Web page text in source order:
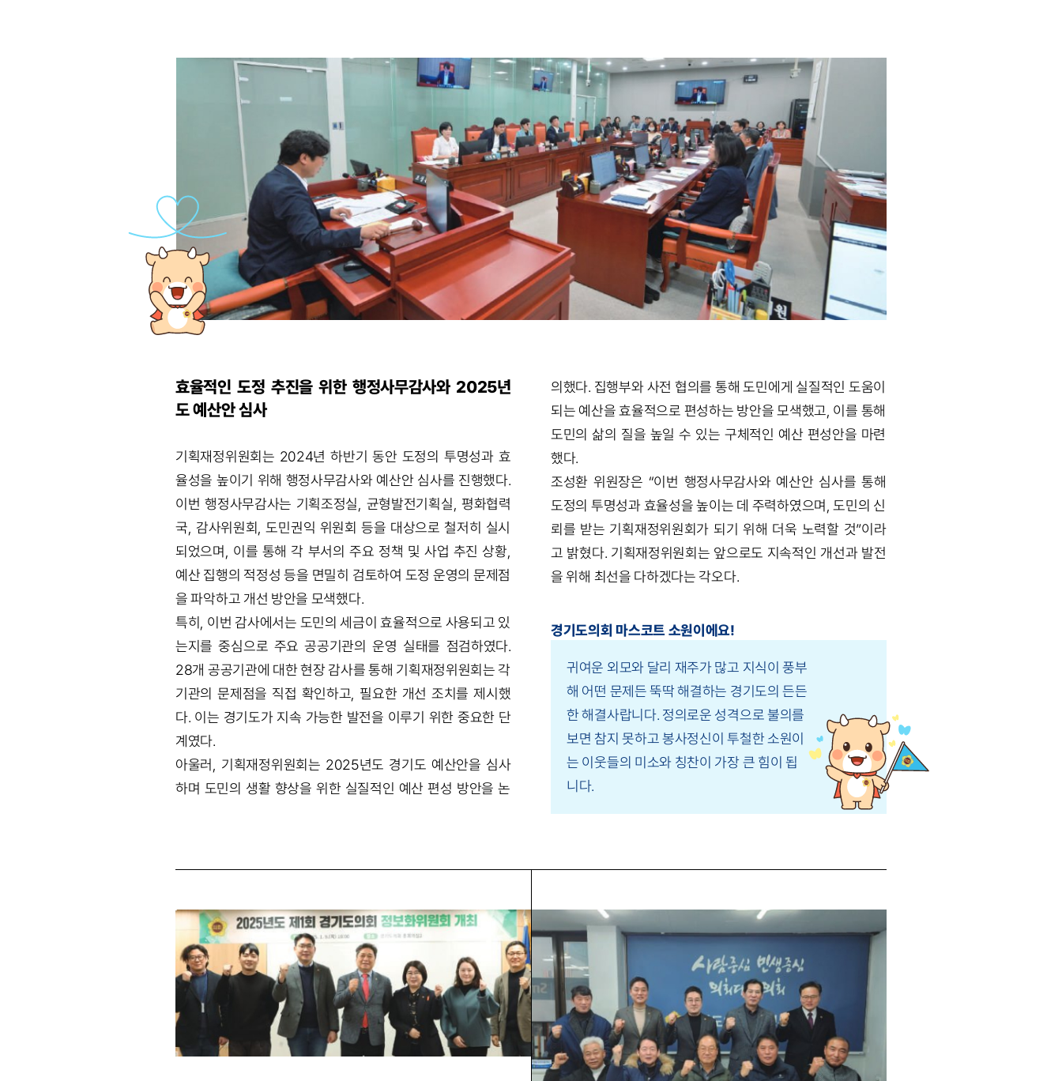
효율적인 도정 추진을 위한 행정사무감사와 2025년
도 예산안 심사
기획재정위원회는 2024년 하반기 동안 도정의 투명성과 효
율성을 높이기 위해 행정사무감사와 예산안 심사를 진행했다.
이번 행정사무감사는 기획조정실, 균형발전기획실, 평화협력
국, 감사위원회, 도민권익 위원회 등을 대상으로 철저히 실시
되었으며, 이를 통해 각 부서의 주요 정책 및 사업 추진 상황,
예산 집행의 적정성 등을 면밀히 검토하여 도정 운영의 문제점
을 파악하고 개선 방안을 모색했다.
특히, 이번 감사에서는 도민의 세금이 효율적으로 사용되고 있
는지를 중심으로 주요 공공기관의 운영 실태를 점검하였다.
28개 공공기관에 대한 현장 감사를 통해 기획재정위원회는 각
기관의 문제점을 직접 확인하고, 필요한 개선 조치를 제시했
다. 이는 경기도가 지속 가능한 발전을 이루기 위한 중요한 단
계였다.
아울러, 기획재정위원회는 2025년도 경기도 예산안을 심사
하며 도민의 생활 향상을 위한 실질적인 예산 편성 방안을 논
의했다. 집행부와 사전 협의를 통해 도민에게 실질적인 도움이
되는 예산을 효율적으로 편성하는 방안을 모색했고, 이를 통해
도민의 삶의 질을 높일 수 있는 구체적인 예산 편성안을 마련
했다.
조성환 위원장은 “이번 행정사무감사와 예산안 심사를 통해
도정의 투명성과 효율성을 높이는 데 주력하였으며, 도민의 신
뢰를 받는 기획재정위원회가 되기 위해 더욱 노력할 것”이라
고 밝혔다. 기획재정위원회는 앞으로도 지속적인 개선과 발전
을 위해 최선을 다하겠다는 각오다.
경기도의회 마스코트 소원이에요!
귀여운 외모와 달리 재주가 많고 지식이 풍부
해 어떤 문제든 뚝딱 해결하는 경기도의 든든
한 해결사랍니다. 정의로운 성격으로 불의를
보면 참지 못하고 봉사정신이 투철한 소원이
는 이웃들의 미소와 칭찬이 가장 큰 힘이 됩
니다.